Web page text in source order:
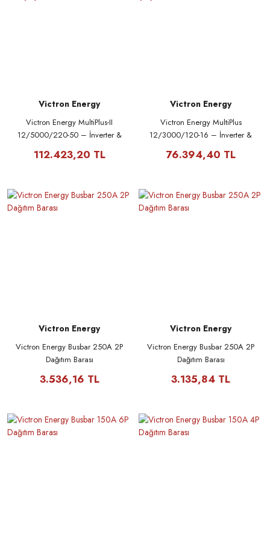
Victron Energy
Victron Energy MultiPlus-II
12/5000/220-50 – İnverter &
112.423,20 TL
Victron Energy
Victron Energy MultiPlus
12/3000/120-16 – İnverter &
76.394,40 TL
Victron Energy
Victron Energy Busbar 250A 2P
Dağıtım Barası
3.536,16 TL
Victron Energy
Victron Energy Busbar 250A 2P
Dağıtım Barası
3.135,84 TL